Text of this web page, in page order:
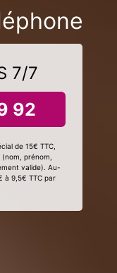
7/7
92
de 15€ TTC,
prénom,
valide). Au-
à 9,5€ TTC par